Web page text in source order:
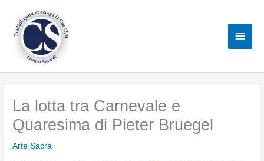
contenuto
La lotta tra Carnevale e
Quaresima di Pieter Bruegel
Arte Sacra